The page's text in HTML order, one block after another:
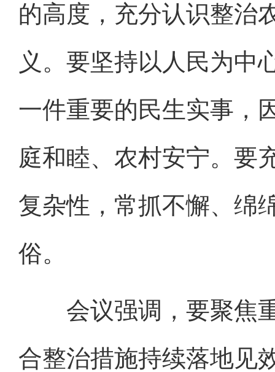
的高度，充分认识整治
义。要坚持以人民为中
一件重要的民生实事，
庭和睦、农村安宁。要
复杂性，常抓不懈、绵
俗。
会议强调，要聚焦重
合整治措施持续落地见